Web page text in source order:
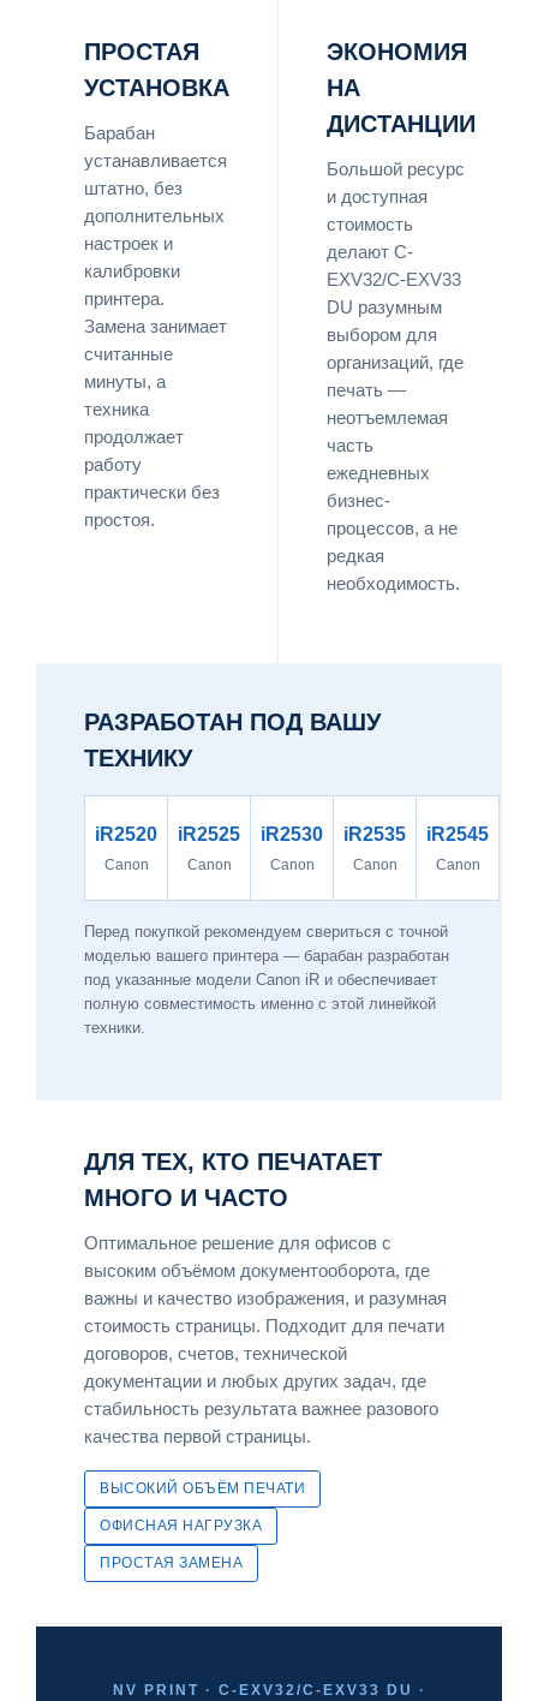
ПРОСТАЯ
УСТАНОВКА
Барабан
устанавливается
штатно, без
дополнительных
настроек и
калибровки
принтера.
Замена занимает
считанные
минуты, а
техника
продолжает
работу
практически без
простоя.
ЭКОНОМИЯ
НА
ДИСТАНЦИИ
Большой ресурс
и доступная
стоимость
делают C-
EXV32/C-EXV33
DU разумным
выбором для
организаций, где
печать —
неотъемлемая
часть
ежедневных
бизнес-
процессов, а не
редкая
необходимость.
РАЗРАБОТАН ПОД ВАШУ
ТЕХНИКУ
iR2520
Canon
iR2525
Canon
iR2530
Canon
iR2535
Canon
iR2545
Canon
Перед покупкой рекомендуем свериться с точной
моделью вашего принтера — барабан разработан
под указанные модели Canon iR и обеспечивает
полную совместимость именно с этой линейкой
техники.
ДЛЯ ТЕХ, КТО ПЕЧАТАЕТ
МНОГО И ЧАСТО
Оптимальное решение для офисов с
высоким объёмом документооборота, где
важны и качество изображения, и разумная
стоимость страницы. Подходит для печати
договоров, счетов, технической
документации и любых других задач, где
стабильность результата важнее разового
качества первой страницы.
ВЫСОКИЙ ОБЪЁМ ПЕЧАТИ
ОФИСНАЯ НАГРУЗКА
ПРОСТАЯ ЗАМЕНА
NV PRINT · C-EXV32/C-EXV33 DU ·